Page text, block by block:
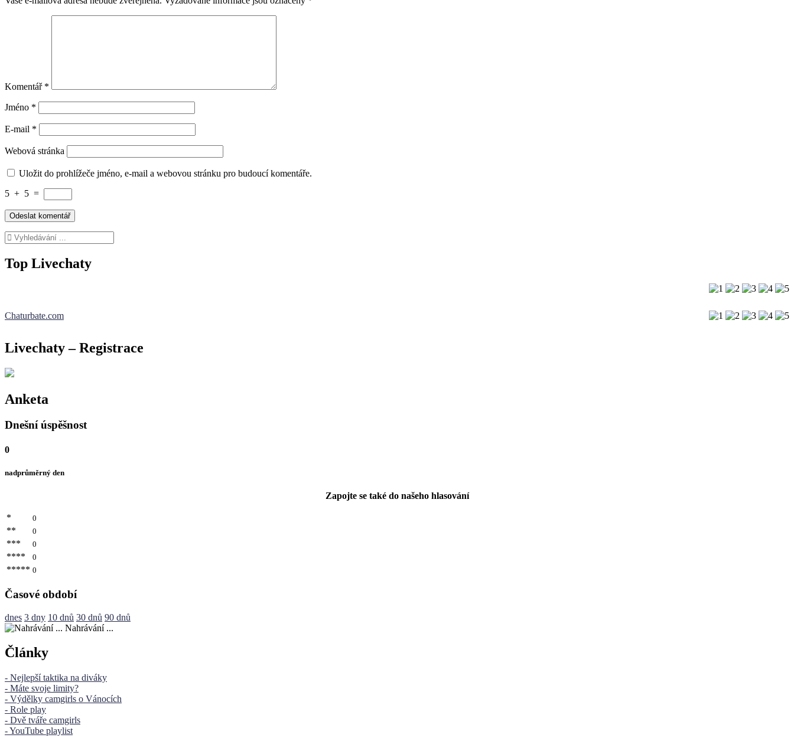
Komentář *
Jméno *
E-mail *
Webová stránka
Uložit do prohlížeče jméno, e-mail a webovou stránku pro budoucí komentáře.
5 + 5 =
Top Livechaty
Chaturbate.com
Livechaty – Registrace
Anketa
Dnešní úspěšnost
0
nadprůměrný den
Zapojte se také do našeho hlasování
* 0
** 0
*** 0
**** 0
***** 0
Časové období
dnes 3 dny 10 dnů 30 dnů 90 dnů
Nahrávání ...
Články
- Nejlepší taktika na diváky
- Máte svoje limity?
- Výdělky camgirls o Vánocích
- Role play
- Dvě tváře camgirls
- YouTube playlist